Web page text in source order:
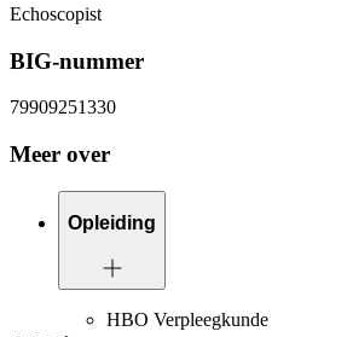
Echoscopist
BIG-nummer
79909251330
Meer over
Opleiding
HBO Verpleegkunde